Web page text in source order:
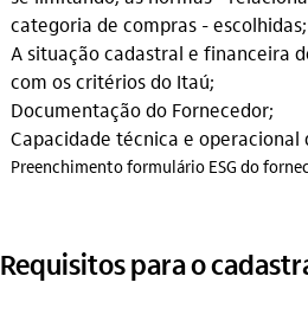
categoria de compras - escolhidas;
A situação cadastral e financeira
com os critérios do Itaú;
Documentação do Fornecedor;
Capacidade técnica e operacional
Preenchimento formulário ESG do
Requisitos para o